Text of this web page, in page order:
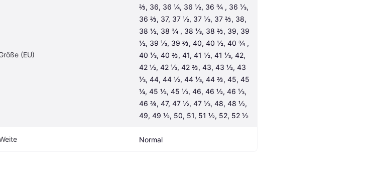
(EU)
⅔, 36, 36 ¼, 36 ½, 36 ¾ , 36 ⅓,
36 ⅔, 37, 37 ½, 37 ⅓, 37 ⅔, 38,
38 ½, 38 ¾ , 38 ⅓, 38 ⅔, 39, 39
½, 39 ⅓, 39 ⅔, 40, 40 ½, 40 ¾ ,
40 ⅓, 40 ⅔, 41, 41 ½, 41 ⅓, 42,
42 ½, 42 ⅓, 42 ⅔, 43, 43 ½, 43
⅓, 44, 44 ½, 44 ⅓, 44 ⅔, 45, 45
¼, 45 ½, 45 ⅓, 46, 46 ½, 46 ⅓,
46 ⅔, 47, 47 ½, 47 ⅓, 48, 48 ½,
49, 49 ½, 50, 51, 51 ½, 52, 52 ½
Normal